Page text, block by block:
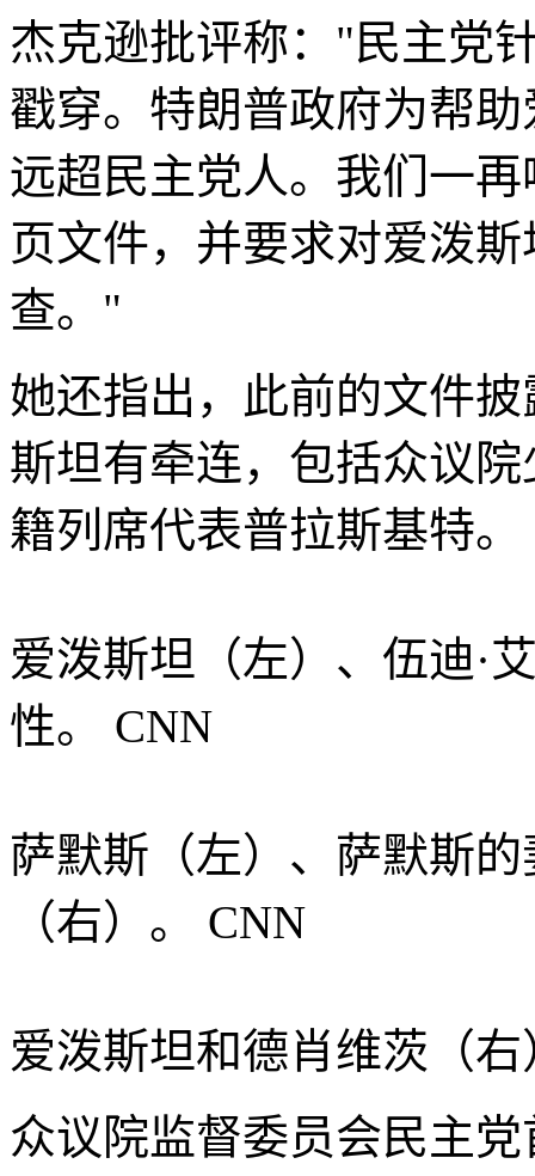
杰克逊批评称："民主党
戳穿。特朗普政府为帮
远超民主党人。我们一
页文件，并要求对爱泼
查。"
她还指出，此前的文件
斯坦有牵连，包括众议
籍列席代表普拉斯基特。
爱泼斯坦（左）、伍迪·
性。 CNN
萨默斯（左）、萨默斯
（右）。 CNN
爱泼斯坦和德肖维茨（
众议院监督委员会民主